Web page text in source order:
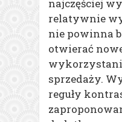
najczęściej
relatywnie
nie powinna
otwierać
sprzedaży.
reguły